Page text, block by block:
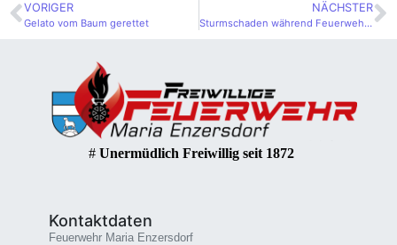
VORIGER
Gelato vom Baum gerettet
NÄCHSTER
Sturmschaden während Feuerwehrfest
# Unermüdlich Freiwillig seit 1872
Kontaktdaten
Feuerwehr Maria Enzersdorf